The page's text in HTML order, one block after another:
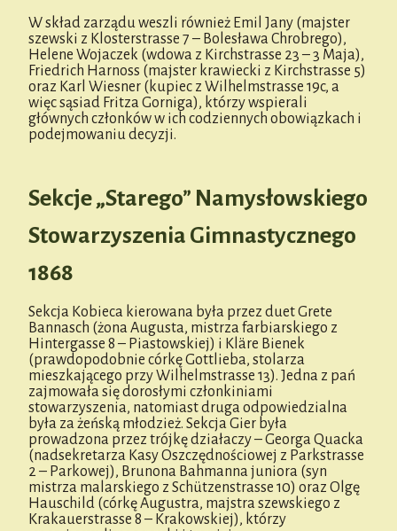
W skład zarządu weszli również Emil Jany (majster
szewski z Klosterstrasse 7 – Bolesława Chrobrego),
Helene Wojaczek (wdowa z Kirchstrasse 23 – 3 Maja),
Friedrich Harnoss (majster krawiecki z Kirchstrasse 5)
oraz Karl Wiesner (kupiec z Wilhelmstrasse 19c, a
więc sąsiad Fritza Gorniga), którzy wspierali
głównych członków w ich codziennych obowiązkach i
podejmowaniu decyzji.
Sekcje „Starego” Namysłowskiego
Stowarzyszenia Gimnastycznego
1868
Sekcja Kobieca kierowana była przez duet Grete
Bannasch (żona Augusta, mistrza farbiarskiego z
Hintergasse 8 – Piastowskiej) i Kläre Bienek
(prawdopodobnie córkę Gottlieba, stolarza
mieszkającego przy Wilhelmstrasse 13). Jedna z pań
zajmowała się dorosłymi członkiniami
stowarzyszenia, natomiast druga odpowiedzialna
była za żeńską młodzież. Sekcja Gier była
prowadzona przez trójkę działaczy – Georga Quacka
(nadsekretarza Kasy Oszczędnościowej z Parkstrasse
2 – Parkowej), Brunona Bahmanna juniora (syn
mistrza malarskiego z Schützenstrasse 10) oraz Olgę
Hauschild (córkę Augustra, majstra szewskiego z
Krakauerstrasse 8 – Krakowskiej), którzy